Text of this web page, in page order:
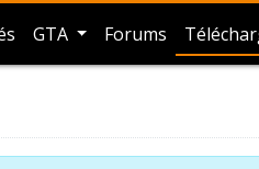
GTA Forums